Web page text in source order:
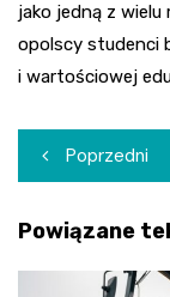
jako jedną z wielu
opolscy studenci
i wartościowej
wpisu
Poprzedni
Powiązane